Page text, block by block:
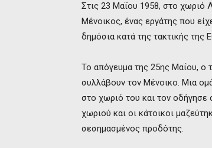
Στις 23 Μαΐου 1958, στο χωριό
Μένοικος, ένας εργάτης που
δημόσια κατά της τακτικής της
Το απόγευμα της 25ης Μαΐου, ο
συλλάβουν τον Μένοικο. Μια
στο χωριό του και τον οδήγησε
χωριού και οι κάτοικοι
σεσημασμένος προδότης.